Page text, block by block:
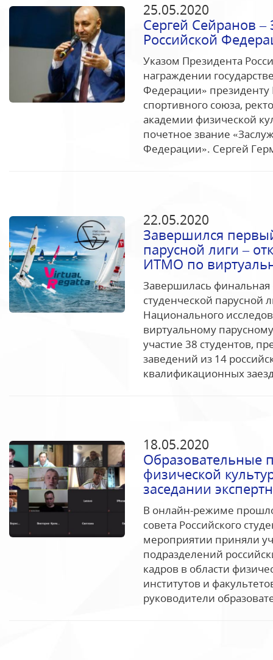
25.05.2020
Сергей Сейранов
Российской
Указом Президента
награждении
Федерации» президенту
спортивного союза,
академии физической
почетное звание
Федерации». Сергей
22.05.2020
Завершился
парусной лиги –
ИТМО по
Завершилась финальная
студенческой парусной
Национального
виртуальному
участие 38 студентов,
заведений из 14
квалификационных
18.05.2020
Образовательные
физической
заседании
В онлайн-режиме
совета Российского
мероприятии приняли
подразделений
кадров в области
институтов и
руководители